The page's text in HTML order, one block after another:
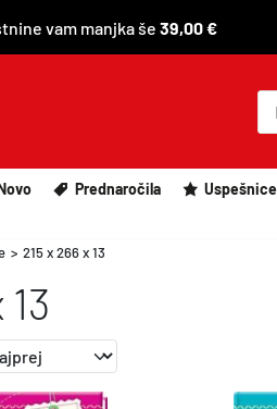
vam manjka še 39,00 €
P
o
u
c
t
Prednaročila Uspešnice
> 215 x 266 x 13